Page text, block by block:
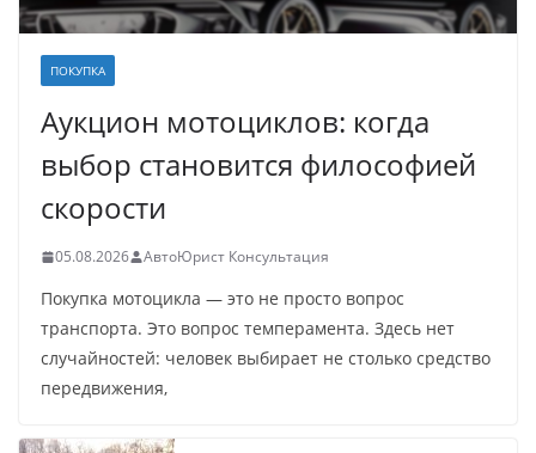
ПОКУПКА
Аукцион мотоциклов: когда
выбор становится философией
скорости
05.08.2026 АвтоЮрист Консультация
Покупка мотоцикла — это не просто вопрос
транспорта. Это вопрос темперамента. Здесь нет
случайностей: человек выбирает не столько средство
передвижения,